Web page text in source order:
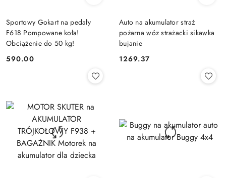
Sportowy Gokart na pedały
F618 Pompowane koła!
Obciążenie do 50 kg!
Cena:
590.00
Auto na akumulator straż
pożarna wóz strażacki sikawka
bujanie
Cena:
1269.37